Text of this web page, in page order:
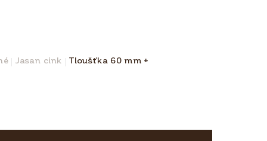
Jasan cink Tloušťka 60 mm +